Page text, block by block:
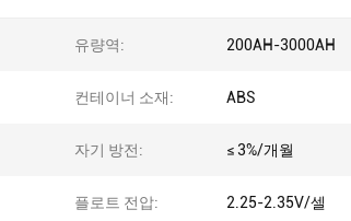
유량역: 200AH-3000AH
컨테이너 소재: ABS
자기 방전: ≤ 3%/개월
플로트 전압: 2.25-2.35V/셀